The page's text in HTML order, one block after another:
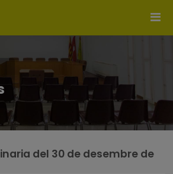
del 30 de desembre de